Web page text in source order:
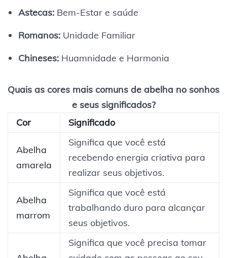
Astecas:Bem-Estar e saúde
Romanos:Unidade Familiar
Chineses:Huamnidade e Harmonia
Quais as cores mais comuns de abelha no sonhos
e seus significados?
Cor
Significado
Abelha
amarela
Significa que você está
recebendo energia criativa para
realizar seus objetivos.
Abelha
marrom
Significa que você está
trabalhando duro para alcançar
seus objetivos.
Significa que você precisa tomar